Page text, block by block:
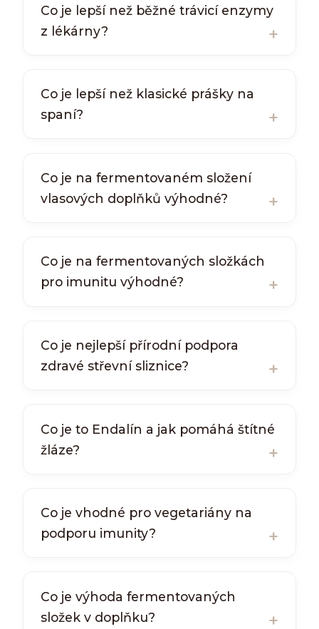
Co je lepší než běžné trávicí enzymy
z lékárny?
Co je lepší než klasické prášky na
spaní?
Co je na fermentovaném složení
vlasových doplňků výhodné?
Co je na fermentovaných složkách
pro imunitu výhodné?
Co je nejlepší přírodní podpora
zdravé střevní sliznice?
Co je to Endalín a jak pomáhá štítné
žláze?
Co je vhodné pro vegetariány na
podporu imunity?
Co je výhoda fermentovaných
složek v doplňku?